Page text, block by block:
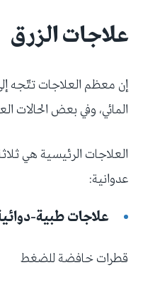
علاجات الزرق
إن معظم العلاجات تتّجه
المائي، وفي بعض الحالات
العلاجات الرئيسية هي
عدوانية:
علاجات طبية-
قطرات خافضة للضغط